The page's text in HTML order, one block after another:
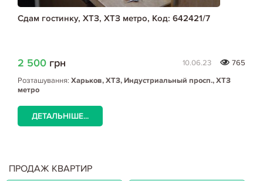
Сдам гостинку, ХТЗ, ХТЗ метро, Код: 642421/7
2 500 грн 10.06.23
765
Розташування: Харьков, ХТЗ, Индустриальный просп., ХТЗ
метро
ДЕТАЛЬНІШЕ...
ПРОДАЖ КВАРТИР